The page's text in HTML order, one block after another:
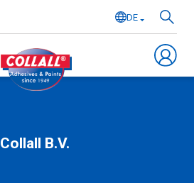
DE
Collall B.V.